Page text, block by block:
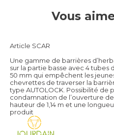
Vous
Article SCAR
Une gamme de barrières
sur la partie basse avec 4 tubes
50 mm qui empêchent les
chevrettes de traverser la
type AUTOLOCK. Possibilité de
condamnation de l’ouverture
hauteur de 1,14 m et une longueur
produit